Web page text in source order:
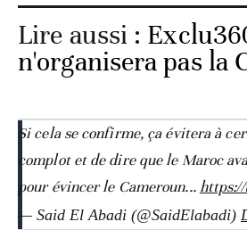
Lire aussi :
n'organisera pas la
Si cela se confirme, ça évitera à
complot et de dire que le Maroc
pour évincer le Cameroun...https://
— Said El Abadi (@SaidElabadi)